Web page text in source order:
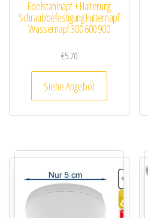
Edelstahlnapf + Halterung
Schraubbefestigung Futternapf
Wassernapf 300 600 900
€5.70
Siehe Angebot